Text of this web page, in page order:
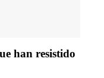
han resistido